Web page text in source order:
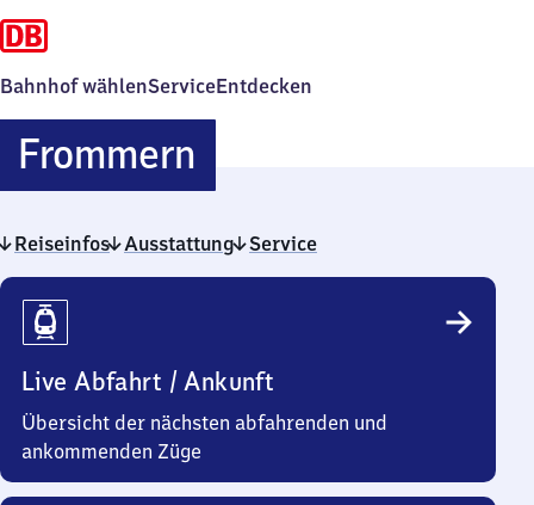
Bahnhof wählenServiceEntdecken
FrommernFrommern
Reiseinfos Ausstattung Service
Reiseinfos
Live Abfahrt / Ankunft
Übersicht der nächsten abfahrenden und
ankommenden Züge